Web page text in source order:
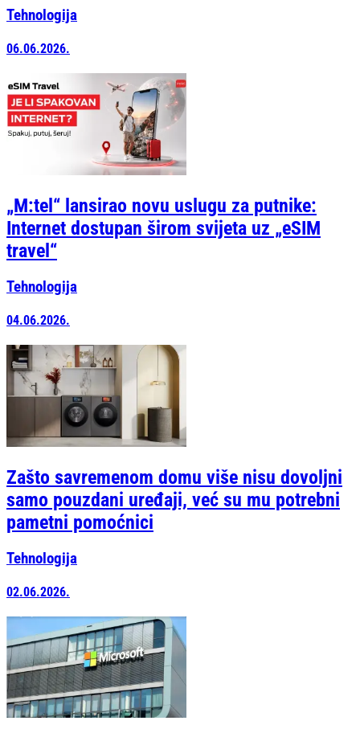
Tehnologija
06.06.2026.
„M:tel“ lansirao novu uslugu za putnike:
Internet dostupan širom svijeta uz „eSIM
travel“
Tehnologija
04.06.2026.
Zašto savremenom domu više nisu dovoljni
samo pouzdani uređaji, već su mu potrebni
pametni pomoćnici
Tehnologija
02.06.2026.